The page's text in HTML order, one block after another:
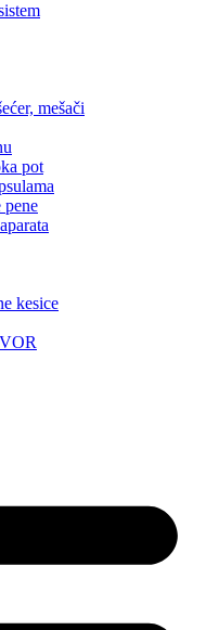
mešači
pot
pene
kesice